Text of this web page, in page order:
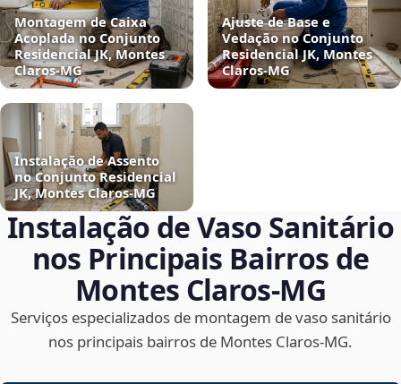
Montagem de Caixa
Acoplada no Conjunto
Residencial JK, Montes
Claros‑MG
Ajuste de Base e
Vedação no Conjunto
Residencial JK, Montes
Claros‑MG
Instalação de Assento
no Conjunto Residencial
JK, Montes Claros‑MG
Instalação de Vaso Sanitário
nos Principais Bairros de
Montes Claros‑MG
Serviços especializados de montagem de vaso sanitário
nos principais bairros de Montes Claros‑MG.